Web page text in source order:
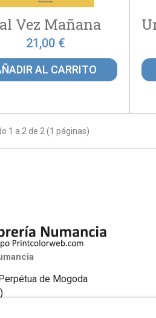
Vez Mañana
21,00 €
AL CARRITO
1 a 2 de 2 (1 páginas)
de Mogoda